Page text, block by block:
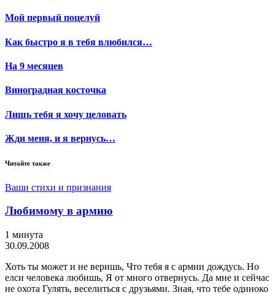
Мой первый поцелуй
Как быстро я в тебя влюбился…
На 9 месяцев
Виноградная косточка
Лишь тебя я хочу целовать
Жди меня, и я вернусь…
Читайте также
Ваши стихи и признания
Любимому в армию
1 минута
30.09.2008
Хоть ты может и не веришь, Что тебя я с армии дождусь. Но
елси человека любишь, Я от много отвернусь. Да мне и сейчас
не охота Гулять, веселиться с друзьями. Зная, что тебе одиноко